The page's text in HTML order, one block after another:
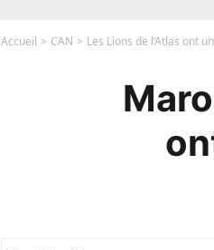
Accueil CAN Les Lions de l’Atlas ont